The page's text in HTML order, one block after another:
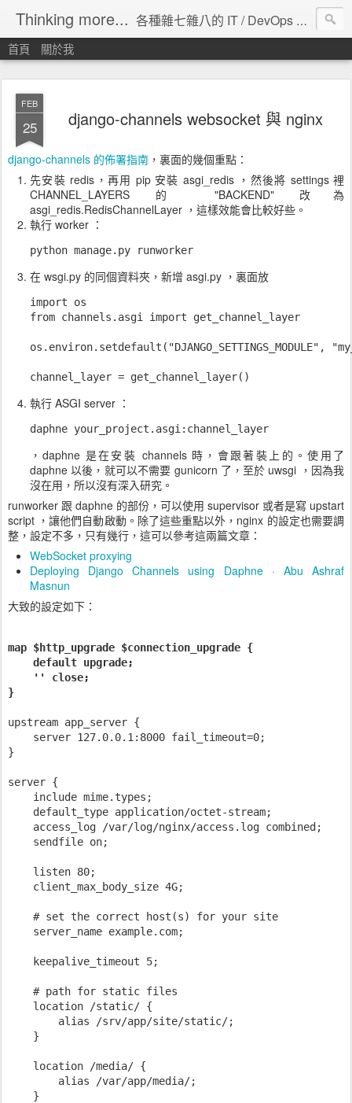
Thinking more... 各種雜七雜八的 IT / DevOps 工具 / 程式設計 / 雲端服務分享。
首頁 關於我
FEB
25 django-channels websocket 與 nginx
django-channels 的佈署指南 ，裏面的幾個重點：
先安裝 redis，再用 pip 安裝 asgi_redis ，然後將 settings 裡
CHANNEL_LAYERS 的 "BACKEND" 改為
asgi_redis.RedisChannelLayer ，這樣效能會比較好些。
執行 worker ：
python manage.py runworker
在 wsgi.py 的同個資料夾，新增 asgi.py ，裏面放
import os
from channels.asgi import get_channel_layer
os.environ.setdefault("DJANGO_SETTINGS_MODULE",
channel_layer = get_channel_layer()
執行 ASGI server ：
daphne your_project.asgi:channel_layer
，daphne 是在安裝 channels 時，會跟著裝上的。使用了
daphne 以後，就可以不需要 gunicorn 了，至於 uwsgi ，因為我
沒在用，所以沒有深入研究。
runworker 跟 daphne 的部份，可以使用 supervisor 或者是寫 upstart
script ，讓他們自動啟動。除了這些重點以外，nginx 的設定也需要調
整，設定不多，只有幾行，這可以參考這兩篇文章：
WebSocket proxying
Deploying Django Channels using Daphne · Abu Ashraf
Masnun
大致的設定如下：
map $http_upgrade $connection_upgrade {
    default upgrade;
    '' close;
}
upstream app_server {
    server 127.0.0.1:8000 fail_timeout=0;
}
server {
    include mime.types;
    default_type application/octet-stream;
    access_log /var/log/nginx/access.log combined;
    sendfile on;
    listen 80;
    client_max_body_size 4G;
    # set the correct host(s) for your site
    server_name example.com;
    keepalive_timeout 5;
    # path for static files
    location /static/ {
        alias /srv/app/site/static/;
    }
    location /media/ {
        alias /var/app/media/;
    }